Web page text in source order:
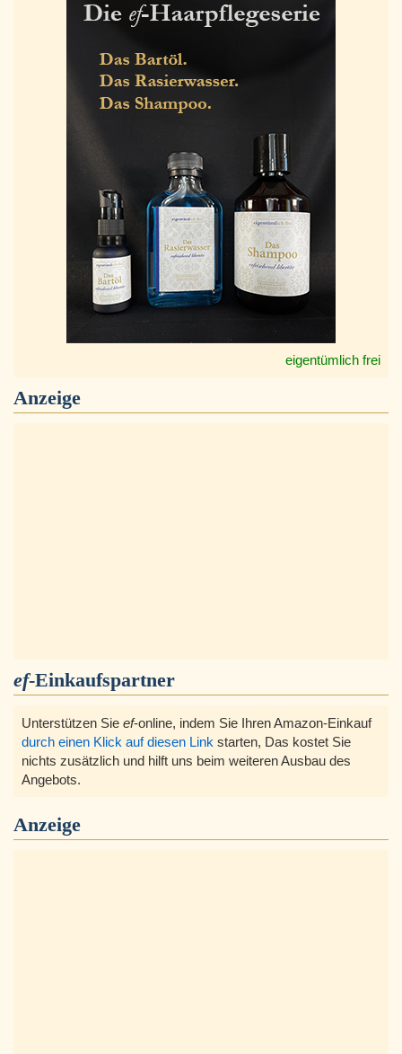
eigentümlich frei
Anzeige
ef-Einkaufspartner
Unterstützen Sie ef-online, indem Sie Ihren Amazon-Einkauf
durch einen Klick auf diesen Link starten, Das kostet Sie
nichts zusätzlich und hilft uns beim weiteren Ausbau des
Angebots.
Anzeige